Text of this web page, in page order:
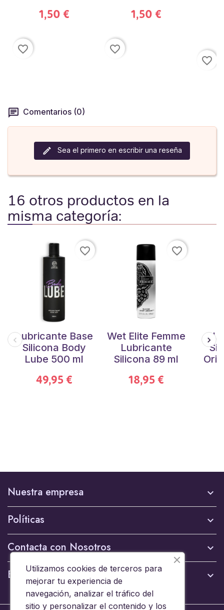
1,50 €
favorite_border
1,50 €
favorite_border
favorite_border
Comentarios (0)
Sea el primero en escribir una reseña
16 otros productos en la
misma categoría:
Lubricante Base
Silicona Body
Lube 500 ml
49,95 €
favorite_border
Wet Elite Femme
Lubricante
Silicona 89 ml
18,95 €
favorite_border
Nuestra empresa 
Políticas 
Contacta con Nosotros 
Boletín 
Utilizamos cookies de terceros para
mejorar tu experiencia de
navegación, analizar el tráfico del
sitio y personalizar el contenido y los